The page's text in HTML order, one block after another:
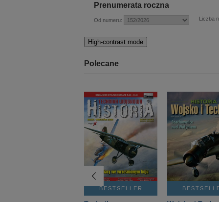
Prenumerata roczna
Od numeru: Liczba
High-contrast mode
Polecane
BESTSELLER